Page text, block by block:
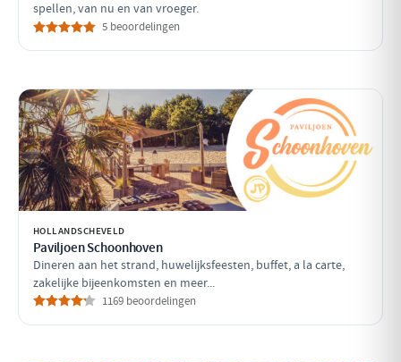
spellen, van nu en van vroeger.
5 beoordelingen
HOLLANDSCHEVELD
Paviljoen Schoonhoven
Dineren aan het strand, huwelijksfeesten, buffet, a la carte,
zakelijke bijeenkomsten en meer...
1169 beoordelingen